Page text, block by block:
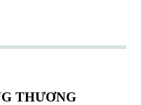
THƯƠNG